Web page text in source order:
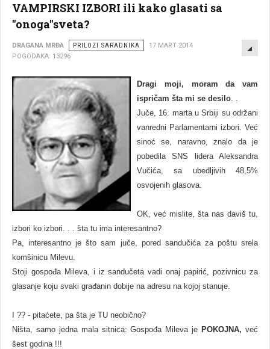
VAMPIRSKI IZBORI ili kako glasati sa
"onoga"sveta?
DRAGANA MRĐA PRILOZI SARADNIKA
17 MART 2014
POGODAKA: 13296
Dragi moji, moram da vam
ispričam šta mi se desilo. .
Juče, 16. marta u Srbiji su održani
vanredni Parlamentarni izbori. Već
sinoć se, naravno, znalo da je
pobedila S NS lidera Aleksandra
Vučića, sa ubedljivih 48,5%
osvojenih glasova.
OK, već mislite, šta nas daviš tu,
izbori ko izbori. . . šta tu ima interesantno?
Pa, interesantno je što sam juče, pored sandučića za poštu srela
komšinicu Milevu.
Stoji gospođa Mileva, i iz sandučeta vadi onaj papirić, pozivnicu za
glasanje koju svaki građanin dobije na adresu na kojoj stanuje.
I ?? - pitaćete, pa šta je TU neobično?
Ništa, samo jedna mala sitnica: Gospođa Mileva je POKOJNA, već
šest godina !!!